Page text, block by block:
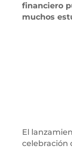
financiero
muchos
El
celebración